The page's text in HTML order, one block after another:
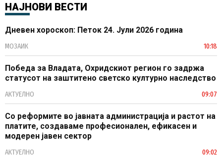
НАЈНОВИ ВЕСТИ
Дневен хороскоп: Петок 24. Јули 2026 година
МОЗАИК 10:18
Победа за Владата, Охридскиот регион го задржа
статусот на заштитено светско културно наследство
АКТУЕЛНО 09:07
Со реформите во јавната администрација и растот на
платите, создаваме професионален, ефикасен и
модерен јавен сектор
АКТУЕЛНО 09:02